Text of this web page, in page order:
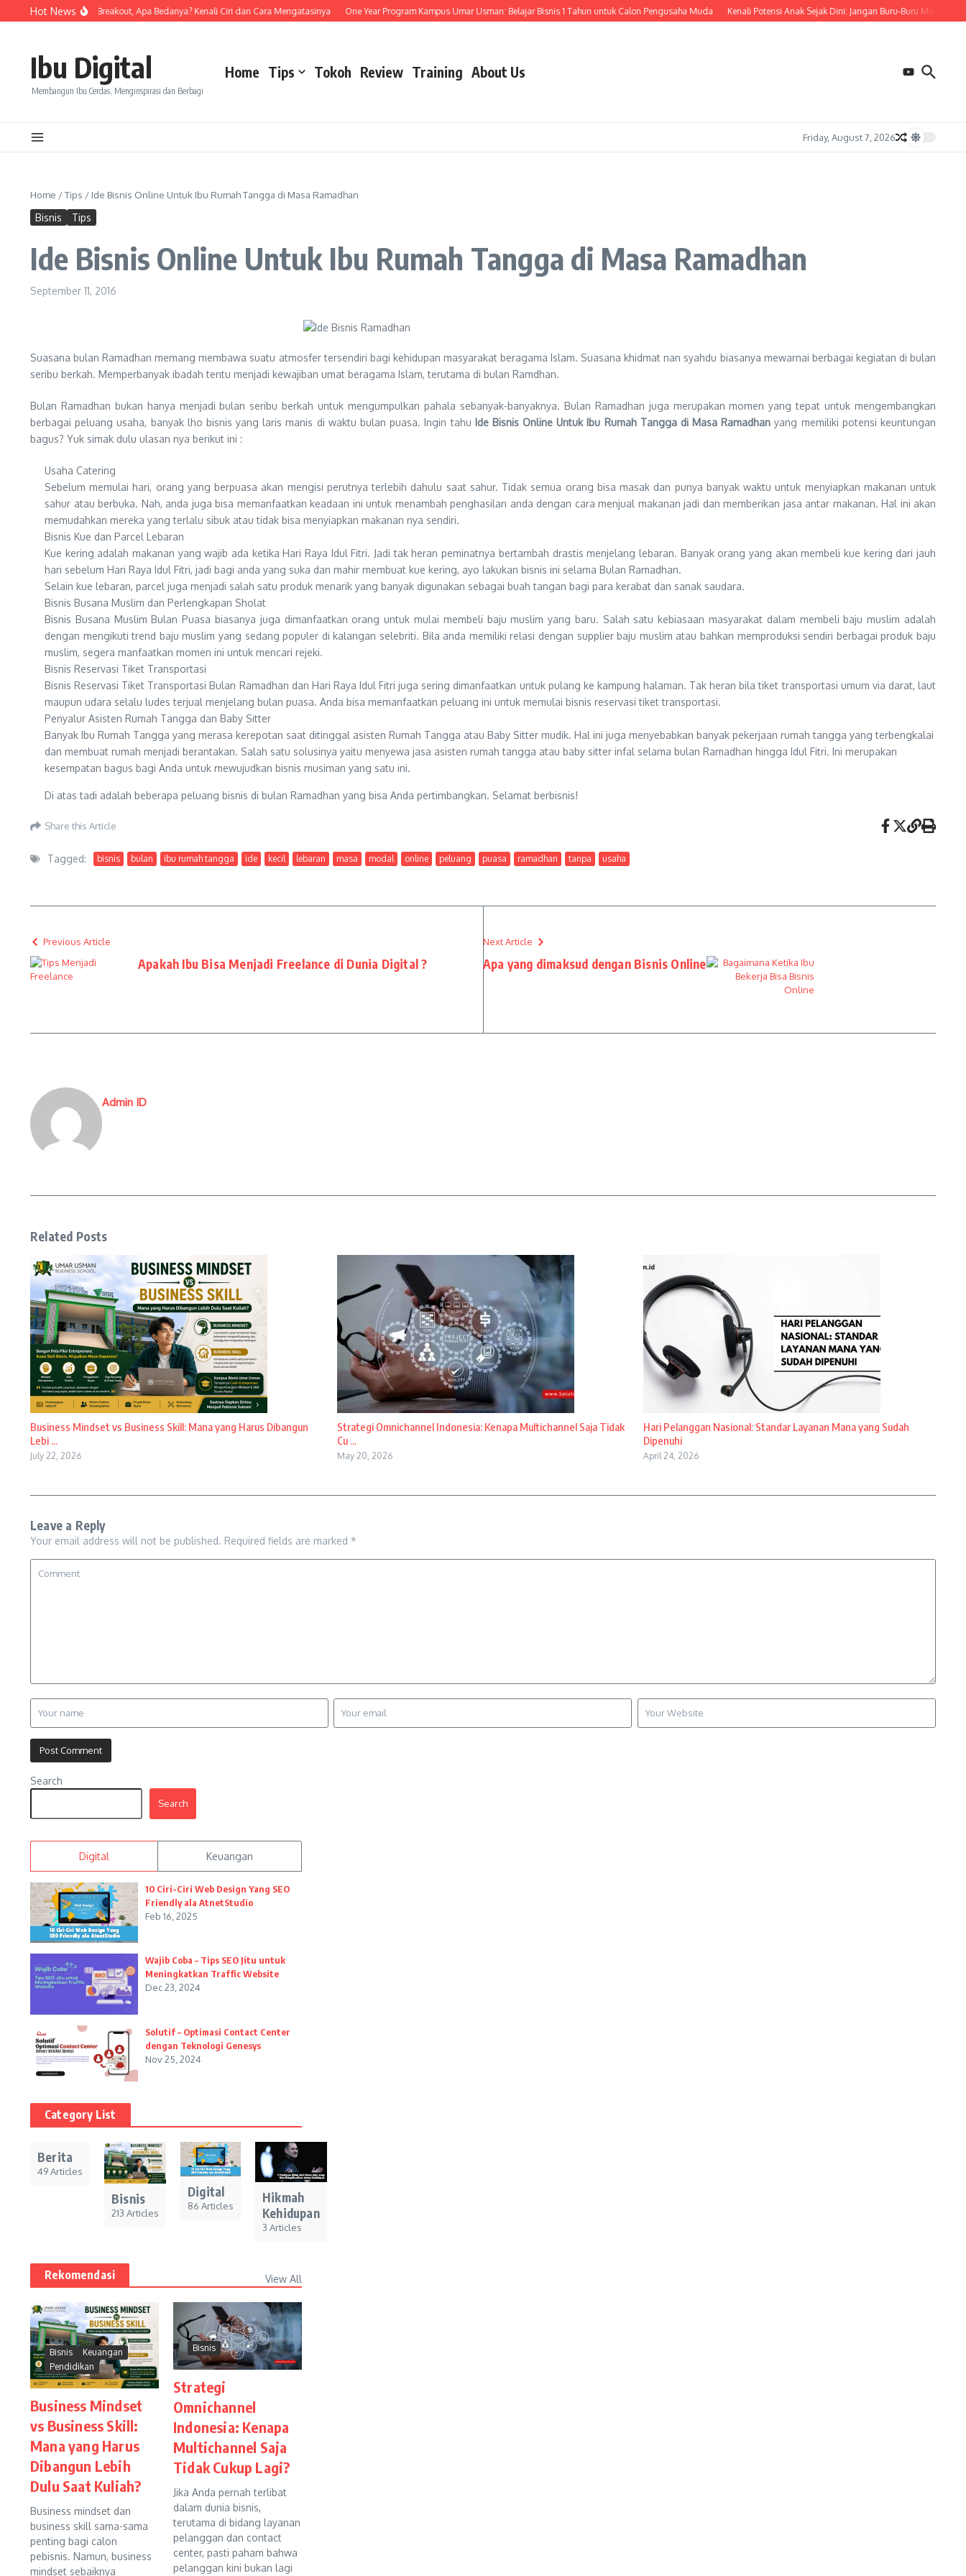
Skip to content
Hot News
Purging dan Breakout, Apa Bedanya? Kenali Ciri dan Cara Mengatasinya One Year Program Kampus Umar Usman: Belajar Bisnis 1 Tahun untuk Calon Pengusaha Muda Kenali Potensi Anak Sejak Dini: Jangan Buru-Buru Menentukan
Ibu Digital
Membangun Ibu Cerdas, Menginspirasi dan Berbagi
Home Tips Tokoh Review Training About Us
Friday, August 7, 2026
Home /Tips / Ide Bisnis Online Untuk Ibu Rumah Tangga di Masa Ramadhan
Bisnis Tips
Ide Bisnis Online Untuk Ibu Rumah Tangga di Masa Ramadhan
September 11, 2016
Suasana bulan Ramadhan memang membawa suatu atmosfer tersendiri bagi kehidupan masyarakat beragama Islam. Suasana khidmat nan syahdu biasanya mewarnai berbagai kegiatan di bulan
seribu berkah. Memperbanyak ibadah tentu menjadi kewajiban umat beragama Islam, terutama di bulan Ramdhan.
Bulan Ramadhan bukan hanya menjadi bulan seribu berkah untuk mengumpulkan pahala sebanyak-banyaknya. Bulan Ramadhan juga merupakan momen yang tepat untuk mengembangkan
berbagai peluang usaha, banyak lho bisnis yang laris manis di waktu bulan puasa. Ingin tahu Ide Bisnis Online Untuk Ibu Rumah Tangga di Masa Ramadhan yang memiliki potensi keuntungan
bagus? Yuk simak dulu ulasan nya berikut ini :
Usaha Catering
Sebelum memulai hari, orang yang berpuasa akan mengisi perutnya terlebih dahulu saat sahur. Tidak semua orang bisa masak dan punya banyak waktu untuk menyiapkan makanan untuk
sahur atau berbuka. Nah, anda juga bisa memanfaatkan keadaan ini untuk menambah penghasilan anda dengan cara menjual makanan jadi dan memberikan jasa antar makanan. Hal ini akan
memudahkan mereka yang terlalu sibuk atau tidak bisa menyiapkan makanan nya sendiri.
Bisnis Kue dan Parcel Lebaran
Kue kering adalah makanan yang wajib ada ketika Hari Raya Idul Fitri. Jadi tak heran peminatnya bertambah drastis menjelang lebaran. Banyak orang yang akan membeli kue kering dari jauh
hari sebelum Hari Raya Idul Fitri, jadi bagi anda yang suka dan mahir membuat kue kering, ayo lakukan bisnis ini selama Bulan Ramadhan.
Selain kue lebaran, parcel juga menjadi salah satu produk menarik yang banyak digunakan sebagai buah tangan bagi para kerabat dan sanak saudara.
Bisnis Busana Muslim dan Perlengkapan Sholat
Bisnis Busana Muslim Bulan Puasa biasanya juga dimanfaatkan orang untuk mulai membeli baju muslim yang baru. Salah satu kebiasaan masyarakat dalam membeli baju muslim adalah
dengan mengikuti trend baju muslim yang sedang populer di kalangan selebriti. Bila anda memiliki relasi dengan supplier baju muslim atau bahkan memproduksi sendiri berbagai produk baju
muslim, segera manfaatkan momen ini untuk mencari rejeki.
Bisnis Reservasi Tiket Transportasi
Bisnis Reservasi Tiket Transportasi Bulan Ramadhan dan Hari Raya Idul Fitri juga sering dimanfaatkan untuk pulang ke kampung halaman. Tak heran bila tiket transportasi umum via darat, laut
maupun udara selalu ludes terjual menjelang bulan puasa. Anda bisa memanfaatkan peluang ini untuk memulai bisnis reservasi tiket transportasi.
Penyalur Asisten Rumah Tangga dan Baby Sitter
Banyak Ibu Rumah Tangga yang merasa kerepotan saat ditinggal asisten Rumah Tangga atau Baby Sitter mudik. Hal ini juga menyebabkan banyak pekerjaan rumah tangga yang terbengkalai
dan membuat rumah menjadi berantakan. Salah satu solusinya yaitu menyewa jasa asisten rumah tangga atau baby sitter infal selama bulan Ramadhan hingga Idul Fitri. Ini merupakan
kesempatan bagus bagi Anda untuk mewujudkan bisnis musiman yang satu ini.
Di atas tadi adalah beberapa peluang bisnis di bulan Ramadhan yang bisa Anda pertimbangkan. Selamat berbisnis!
Share this Article
Tagged: bisnis bulan ibu rumah tangga ide kecil lebaran masa modal online peluang puasa ramadhan tanpa usaha
Previous Article
Apakah Ibu Bisa Menjadi Freelance di Dunia Digital ?
Next Article
Apa yang dimaksud dengan Bisnis Online
Admin ID
Related Posts
Business Mindset vs Business Skill: Mana yang Harus Dibangun
Lebi ...
July 22, 2026
Strategi Omnichannel Indonesia: Kenapa Multichannel Saja Tidak
Cu ...
May 20, 2026
Hari Pelanggan Nasional: Standar Layanan Mana yang Sudah
Dipenuhi
April 24, 2026
Leave a Reply
Your email address will not be published. Required fields are marked *
Search
Search
Digital Keuangan
10 Ciri-Ciri Web Design Yang SEO
Friendly ala AtnetStudio
Feb 16, 2025
Wajib Coba – Tips SEO Jitu untuk
Meningkatkan Traffic Website
Dec 23, 2024
Solutif – Optimasi Contact Center
dengan Teknologi Genesys
Nov 25, 2024
Category List
Berita
49 Articles
Bisnis
213 Articles
Digital
86 Articles
Hikmah
Kehidupan
3 Articles
Rekomendasi View All
Bisnis
Keuangan
Pendidikan
Business Mindset
vs Business Skill:
Mana yang Harus
Dibangun Lebih
Dulu Saat Kuliah?
Business mindset dan
business skill sama-sama
penting bagi calon
pebisnis. Namun, business
mindset sebaiknya
Bisnis
Strategi
Omnichannel
Indonesia: Kenapa
Multichannel Saja
Tidak Cukup Lagi?
Jika Anda pernah terlibat
dalam dunia bisnis,
terutama di bidang layanan
pelanggan dan contact
center, pasti paham bahwa
pelanggan kini bukan lagi